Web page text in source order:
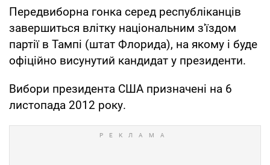
Передвиборна гонка серед республіканців
завершиться влітку національним з'їздом
партії в Тампі (штат Флорида), на якому і буде
офіційно висунутий кандидат у президенти.
Вибори президента США призначені на 6
листопада 2012 року.